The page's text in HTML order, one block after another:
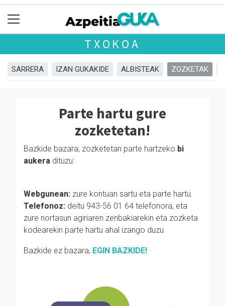
TXOKOA
SARRERA IZAN GUKAKIDE ALBISTEAK ZOZKETAK
Parte hartu gure
zozketetan!
Bazkide bazara, zozketetan parte hartzeko bi
aukera dituzu:
Webgunean: zure kontuan sartu eta parte hartu.
Telefonoz: deitu 943-56 01 64 telefonora, eta
zure nortasun agiriaren zenbakiarekin eta zozketa
kodearekin parte hartu ahal izango duzu.
Bazkide ez bazara, EGIN BAZKIDE!